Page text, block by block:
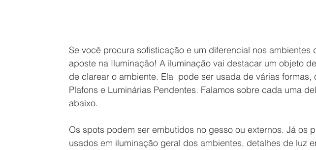
Se você procura sofisticação e um diferencial nos ambientes
aposte na Iluminação! A iluminação vai destacar um objeto
de clarear o ambiente. Ela  pode ser usada de várias formas,
Plafons e Luminárias Pendentes. Falamos sobre cada uma
abaixo.
Os spots podem ser embutidos no gesso ou externos. Já os
usados em iluminação geral dos ambientes, detalhes de luz